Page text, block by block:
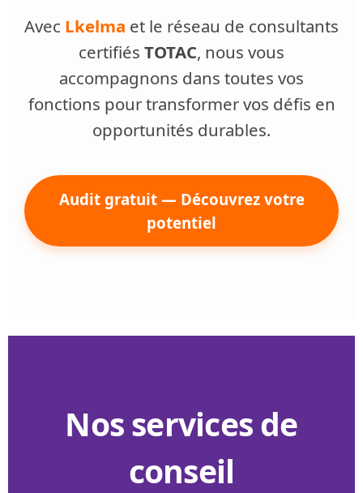
Avec Lkelma et le réseau de consultants
certifiés TOTAC, nous vous
accompagnons dans toutes vos
fonctions pour transformer vos défis en
opportunités durables.
Audit gratuit — Découvrez votre
potentiel
Nos services de
conseil